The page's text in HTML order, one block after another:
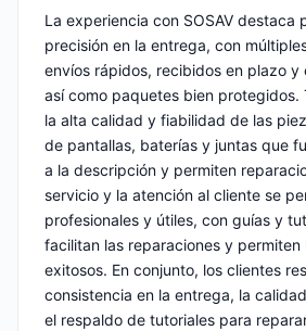
La experiencia con SOSAV destaca
precisión en la entrega, con
envíos rápidos, recibidos en plazo y
así como paquetes bien protegidos.
la alta calidad y fiabilidad de las
de pantallas, baterías y juntas que
a la descripción y permiten
servicio y la atención al cliente se
profesionales y útiles, con guías y
facilitan las reparaciones y
exitosos. En conjunto, los clientes
consistencia en la entrega, la
el respaldo de tutoriales para